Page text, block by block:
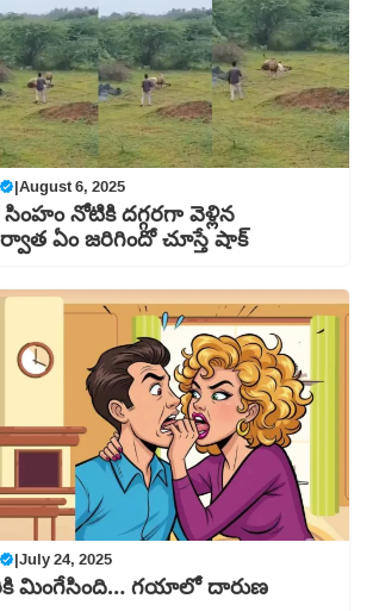
|August 6, 2025
నోటికి దగ్గరగా వెళ్లిన
ఏం జరిగిందో చూస్తే షాక్
|July 24, 2025
మింగేసింది… గయాలో దారుణ